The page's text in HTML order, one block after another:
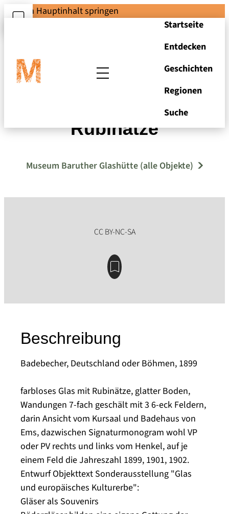
Zum Hauptinhalt springen
Startseite
Entdecken
Geschichten
Regionen
Suche
Badebecher mit
Rubinätze
Museum Baruther Glashütte (alle Objekte)
Beschreibung
Badebecher, Deutschland oder Böhmen, 1899
farbloses Glas mit Rubinätze, glatter Boden,
Wandungen 7-fach geschält mit 3 6-eck Feldern,
darin Ansicht vom Kursaal und Badehaus von
Ems, dazwischen Signaturmonogram wohl VP
oder PV rechts und links vom Henkel, auf je
einem Feld die Jahreszahl 1899, 1901, 1902.
Entwurf Objekttext Sonderausstellung "Glas
und europäisches Kulturerbe":
Gläser als Souvenirs